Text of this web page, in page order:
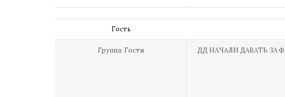
Гость
Группа: Гости ДД НАЧАЛИ ДАВАТЬ ЗА